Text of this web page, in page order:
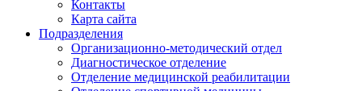
Контакты
Карта сайта
Подразделения
Организационно-методический отдел
Диагностическое отделение
Отделение медицинской реабилитации